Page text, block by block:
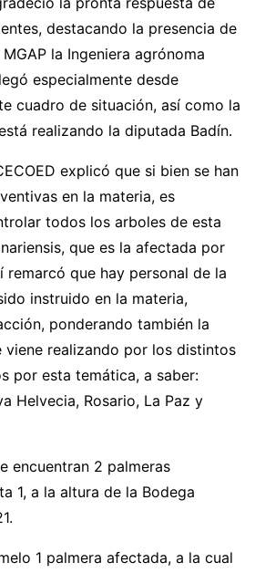
destacando la presencia de
la Ingeniera agrónoma
especialmente desde
cuadro de situación, así como la
realizando la diputada Badín.
explicó que si bien se han
en la materia, es
todos los arboles de esta
que es la afectada por
remarcó que hay personal de la
instruido en la materia,
ponderando también la
viene realizando por los distintos
por esta temática, a saber:
Helvecia, Rosario, La Paz y
encuentran 2 palmeras
1, a la altura de la Bodega
1 palmera afectada, a la cual